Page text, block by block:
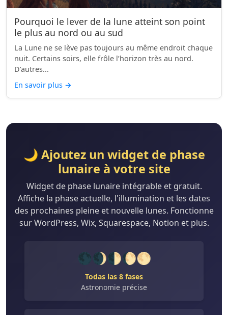
Pourquoi le lever de la lune atteint son point
le plus au nord ou au sud
La Lune ne se lève pas toujours au même endroit chaque
nuit. Certains soirs, elle frôle l’horizon très au nord.
D’autres...
En savoir plus →
🌙 Ajoutez un widget de phase
lunaire à votre site
Widget de phase lunaire intégrable et gratuit.
Affiche la phase actuelle, l'illumination et les dates
des prochaines pleine et nouvelle lunes. Fonctionne
sur WordPress, Wix, Squarespace, Notion et plus.
🌑🌒🌓🌔🌕
Todas las 8 fases
Astronomie précise